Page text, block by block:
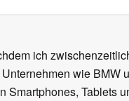
ich
wie BMW
Smartphones, Tablets